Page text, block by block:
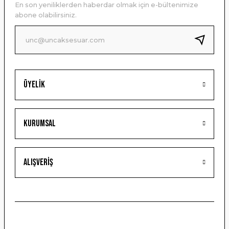
Ürün bilgilerinde hatalar bulunuyor.
Ürün fiyatı diğer sitelerden daha pahalı.
Bu ürüne benzer farklı alternatifler olmalı.
Gönder
Üyelik
Kurumsal
Alışveriş
En son yeniliklerden haberdar olmak için e-bültenimize
abone olabilirsiniz.